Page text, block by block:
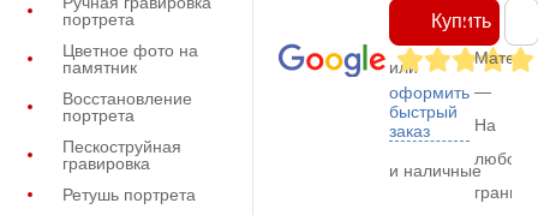
портрета
Цветное фото на
памятник
Восстановление
портрета
Пескоструйная
гравировка
Ретушь портрета
Купить
или
оформить
быстрый
заказ
и наличные
—
На
любом
граните